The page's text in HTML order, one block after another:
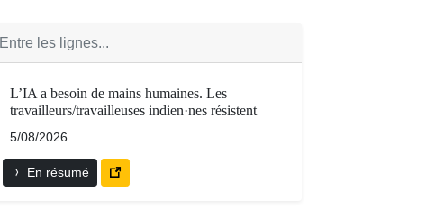
Entre les lignes...
L’IA a besoin de mains humaines. Les
travailleurs/travailleuses indien·nes résistent
5/08/2026
En résumé